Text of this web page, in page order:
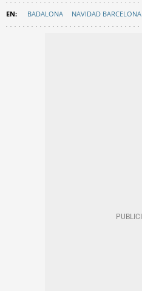
BADALONA NAVIDAD BARCELONA